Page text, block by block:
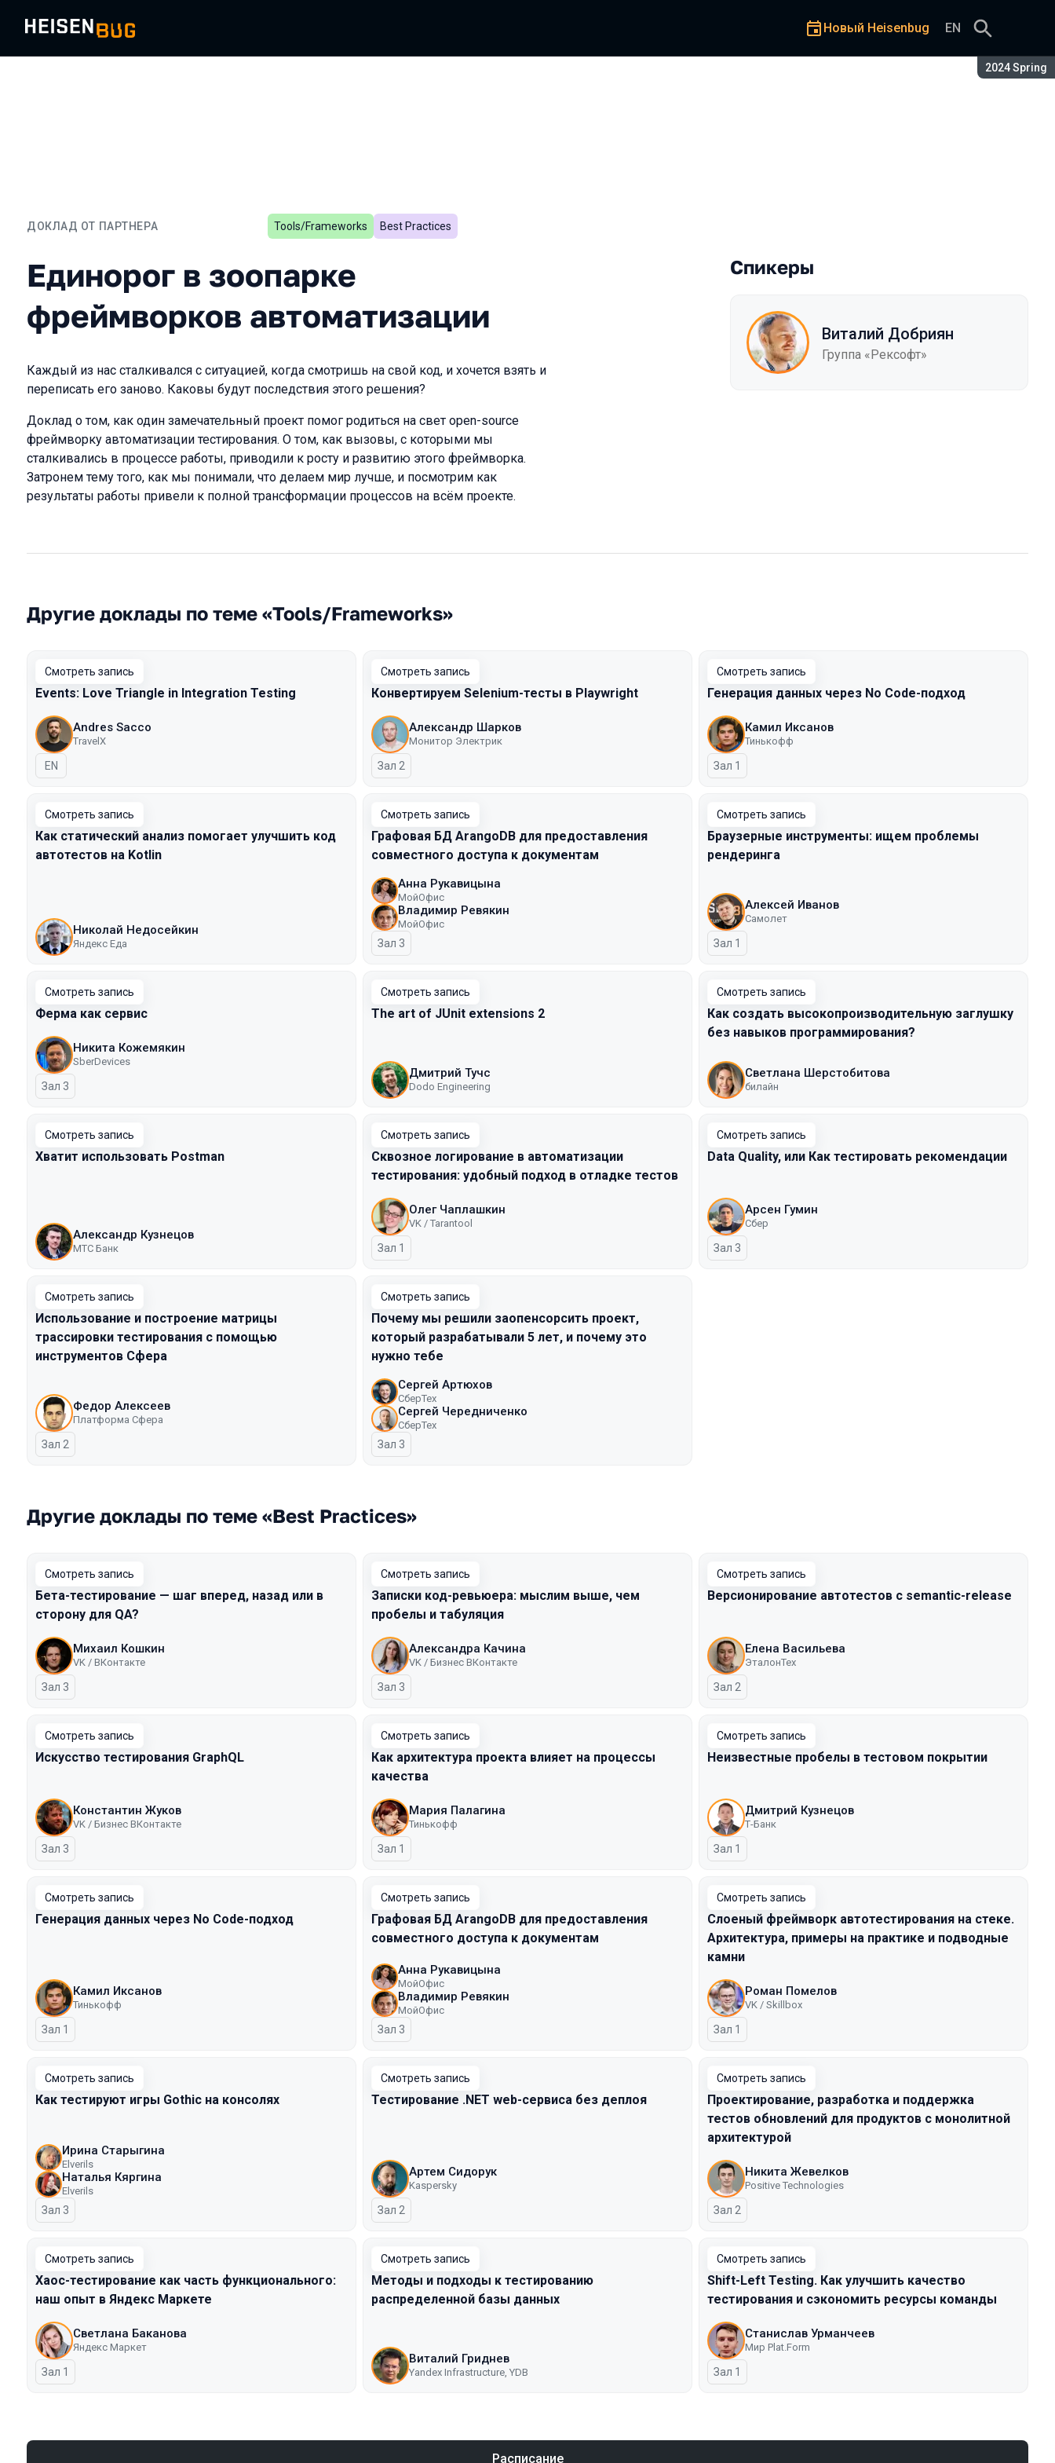
Сезон:
2024 Spring
Новый Heisenbug EN
ДОКЛАД ОТ ПАРТНЕРА
Единорог в зоопарке фреймворков автоматизации
Tools/Frameworks Best Practices
Единорог в зоопарке
фреймворков автоматизации
Каждый из нас сталкивался с ситуацией, когда смотришь на свой код, и хочется взять и
переписать его заново. Каковы будут последствия этого решения?
Доклад о том, как один замечательный проект помог родиться на свет open-source
фреймворку автоматизации тестирования. О том, как вызовы, с которыми мы
сталкивались в процессе работы, приводили к росту и развитию этого фреймворка.
Затронем тему того, как мы понимали, что делаем мир лучше, и посмотрим как
результаты работы привели к полной трансформации процессов на всём проекте.
Спикеры
Виталий Добриян
Группа «Рексофт»
Другие доклады по теме «Tools/Frameworks»
Смотреть запись
Events: Love Triangle in Integration Testing
Andres Sacco
TravelX
На английском языке
EN
Смотреть запись
Конвертируем Selenium-тесты в Playwright
Александр Шарков
Монитор Электрик
Зал 2
Смотреть запись
Генерация данных через No Code-подход
Камил Иксанов
Тинькофф
Зал 1
Смотреть запись
Как статический анализ помогает улучшить код
автотестов на Kotlin
Николай Недосейкин
Яндекс Еда
Смотреть запись
Графовая БД ArangoDB для предоставления
совместного доступа к документам
Анна Рукавицына
МойОфис
Владимир Ревякин
МойОфис
Зал 3
Смотреть запись
Браузерные инструменты: ищем проблемы
рендеринга
Алексей Иванов
Самолет
Зал 1
Смотреть запись
Ферма как сервис
Никита Кожемякин
SberDevices
Зал 3
Смотреть запись
The art of JUnit extensions 2
Дмитрий Тучс
Dodo Engineering
Смотреть запись
Как создать высокопроизводительную заглушку
без навыков программирования?
Светлана Шерстобитова
билайн
Смотреть запись
Хватит использовать Postman
Александр Кузнецов
МТС Банк
Смотреть запись
Сквозное логирование в автоматизации
тестирования: удобный подход в отладке тестов
Олег Чаплашкин
VK / Tarantool
Зал 1
Смотреть запись
Data Quality, или Как тестировать рекомендации
Арсен Гумин
Сбер
Зал 3
Смотреть запись
Использование и построение матрицы
трассировки тестирования с помощью
инструментов Сфера
Федор Алексеев
Платформа Сфера
Зал 2
Смотреть запись
Почему мы решили заопенсорсить проект,
который разрабатывали 5 лет, и почему это
нужно тебе
Сергей Артюхов
СберТех
Сергей Чередниченко
СберТех
Зал 3
Другие доклады по теме «Best Practices»
Смотреть запись
Бета-тестирование — шаг вперед, назад или в
сторону для QA?
Михаил Кошкин
VK / ВКонтакте
Зал 3
Смотреть запись
Записки код-ревьюера: мыслим выше, чем
пробелы и табуляция
Александра Качина
VK / Бизнес ВКонтакте
Зал 3
Смотреть запись
Версионирование автотестов с semantic-release
Елена Васильева
ЭталонТех
Зал 2
Смотреть запись
Искусство тестирования GraphQL
Константин Жуков
VK / Бизнес ВКонтакте
Зал 3
Смотреть запись
Как архитектура проекта влияет на процессы
качества
Мария Палагина
Тинькофф
Зал 1
Смотреть запись
Неизвестные пробелы в тестовом покрытии
Дмитрий Кузнецов
Т-Банк
Зал 1
Смотреть запись
Генерация данных через No Code-подход
Камил Иксанов
Тинькофф
Зал 1
Смотреть запись
Графовая БД ArangoDB для предоставления
совместного доступа к документам
Анна Рукавицына
МойОфис
Владимир Ревякин
МойОфис
Зал 3
Смотреть запись
Слоеный фреймворк автотестирования на стеке.
Архитектура, примеры на практике и подводные
камни
Роман Помелов
VK / Skillbox
Зал 1
Смотреть запись
Как тестируют игры Gothic на консолях
Ирина Старыгина
Elverils
Наталья Кяргина
Elverils
Зал 3
Смотреть запись
Тестирование .NET web-сервиса без деплоя
Артем Сидорук
Kaspersky
Зал 2
Смотреть запись
Проектирование, разработка и поддержка
тестов обновлений для продуктов с монолитной
архитектурой
Никита Жевелков
Positive Technologies
Зал 2
Смотреть запись
Хаос-тестирование как часть функционального:
наш опыт в Яндекс Маркете
Светлана Баканова
Яндекс Маркет
Зал 1
Смотреть запись
Методы и подходы к тестированию
распределенной базы данных
Виталий Гриднев
Yandex Infrastructure, YDB
Смотреть запись
Shift-Left Testing. Как улучшить качество
тестирования и сэкономить ресурсы команды
Станислав Урманчеев
Мир Plat.Form
Зал 1
Расписание